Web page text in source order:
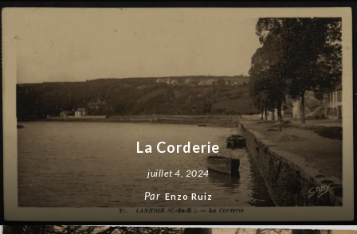
La Corderie
juillet 4, 2024
Par Enzo Ruiz